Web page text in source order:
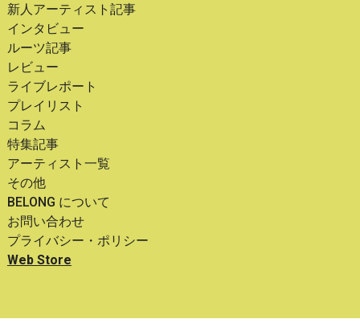
新人アーティスト記事
インタビュー
ルーツ記事
レビュー
ライブレポート
プレイリスト
コラム
特集記事
アーティスト一覧
その他
BELONG について
お問い合わせ
プライバシー・ポリシー
Web Store